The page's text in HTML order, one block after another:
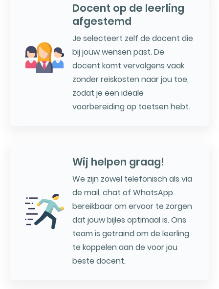
Docent op de leerling
afgestemd
Je selecteert zelf de docent die
bij jouw wensen past. De
docent komt vervolgens vaak
zonder reiskosten naar jou toe,
zodat je een ideale
voorbereiding op toetsen hebt.
Wij helpen graag!
We zijn zowel telefonisch als via
de mail, chat of WhatsApp
bereikbaar om ervoor te zorgen
dat jouw bijles optimaal is. Ons
team is getraind om de leerling
te koppelen aan de voor jou
beste docent.